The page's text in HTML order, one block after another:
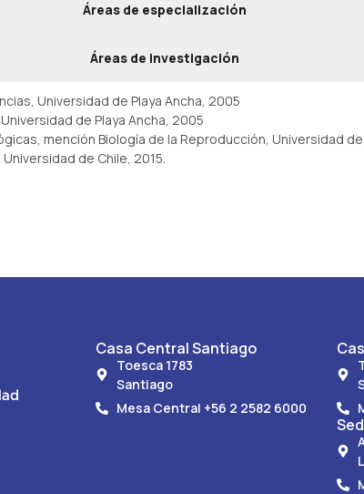
Áreas de especialización
Áreas de investigación
Universidad de Playa Ancha, 2005
de Playa Ancha, 2005
mención Biología de la Reproducción, Universidad
de Chile, 2015.
Casa Central Santiago
Toesca 1783
Santiago
Mesa Central +56 2 2582 6000